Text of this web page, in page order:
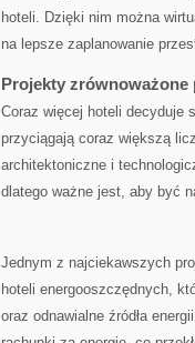
⁣hoteli.⁣ Dzięki⁣ nim⁣ można​
na lepsze ⁤zaplanowanie
Projekty
Coraz więcej hoteli decyduje
przyciągają coraz większą
⁣architektoniczne i‌
dlatego⁣ ważne jest, aby​ być
Jednym z ⁢najciekawszych
hoteli‌ energooszczędnych,‌
oraz odnawialne źródła